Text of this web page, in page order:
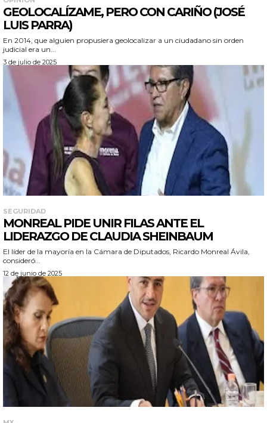
GEOLOCALÍZAME, PERO CON CARIÑO (JOSÉ
LUIS PARRA)
En 2014, que alguien propusiera geolocalizar a un ciudadano sin orden
judicial era un...
3 de julio de 2025
SEGURIDAD
MONREAL PIDE UNIR FILAS ANTE EL
LIDERAZGO DE CLAUDIA SHEINBAUM
El líder de la mayoría en la Cámara de Diputados, Ricardo Monreal Ávila,
consideró...
12 de junio de 2025